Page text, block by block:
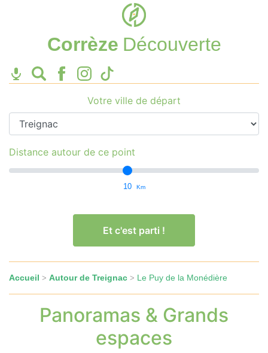
Corrèze Découverte
Votre ville de départ
Distance autour de ce point
10 Km
Et c'est parti !
Accueil > Autour de Treignac > Le Puy de la Monédière
Panoramas & Grands
espaces